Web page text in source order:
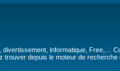
informatique, Free,…
trouver depuis le moteur de recherche